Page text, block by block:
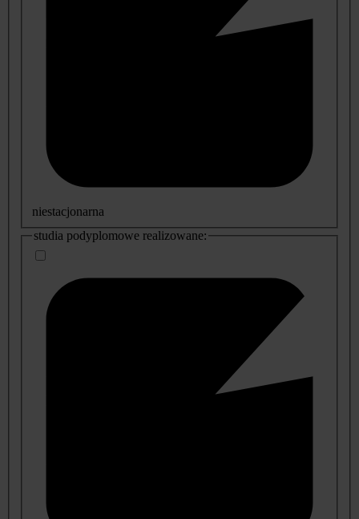
niestacjonarna
studia podyplomowe realizowane: